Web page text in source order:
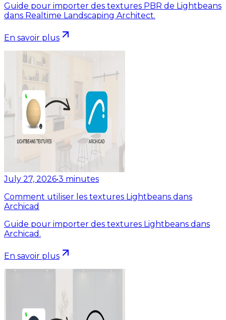
Guide pour importer des textures PBR de Lightbeans
dans Realtime Landscaping Architect.
En savoir plus
July 27, 2026•3 minutes
Comment utiliser les textures Lightbeans dans
Archicad
Guide pour importer des textures Lightbeans dans
Archicad.
En savoir plus